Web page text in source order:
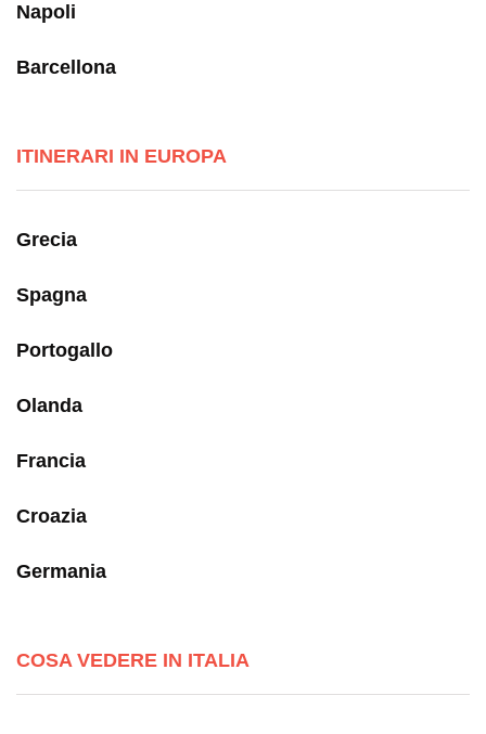
Napoli
Barcellona
ITINERARI IN EUROPA
Grecia
Spagna
Portogallo
Olanda
Francia
Croazia
Germania
COSA VEDERE IN ITALIA